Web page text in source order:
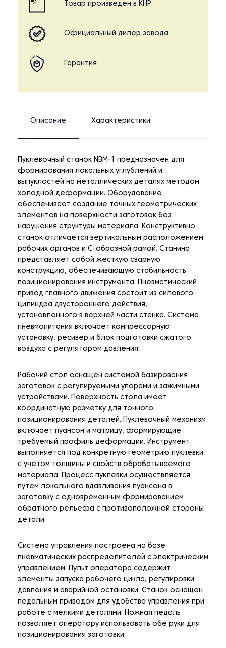
Товар произведен в КНР
Официальный дилер завода
Гарантия
Описание Характеристики
Пуклевочный станок NBM-1 предназначен для
формирования локальных углублений и
выпуклостей на металлических деталях методом
холодной деформации. Оборудование
обеспечивает создание точных геометрических
элементов на поверхности заготовок без
нарушения структуры материала. Конструктивно
станок отличается вертикальным расположением
рабочих органов и С-образной рамой. Станина
представляет собой жесткую сварную
конструкцию, обеспечивающую стабильность
позиционирования инструмента. Пневматический
привод главного движения состоит из силового
цилиндра двустороннего действия,
установленного в верхней части станка. Система
пневмопитания включает компрессорную
установку, ресивер и блок подготовки сжатого
воздуха с регулятором давления.
Рабочий стол оснащен системой базирования
заготовок с регулируемыми упорами и зажимными
устройствами. Поверхность стола имеет
координатную разметку для точного
позиционирования деталей. Пуклевочный механизм
включает пуансон и матрицу, формирующие
требуемый профиль деформации. Инструмент
выполняется под конкретную геометрию пуклевки
с учетом толщины и свойств обрабатываемого
материала. Процесс пуклевки осуществляется
путем локального вдавливания пуансона в
заготовку с одновременным формированием
обратного рельефа с противоположной стороны
детали.
Система управления построена на базе
пневматических распределителей с электрическим
управлением. Пульт оператора содержит
элементы запуска рабочего цикла, регулировки
давления и аварийной остановки. Станок оснащен
педальным приводом для удобства управления при
работе с мелкими деталями. Ножная педаль
позволяет оператору использовать обе руки для
позиционирования заготовки.